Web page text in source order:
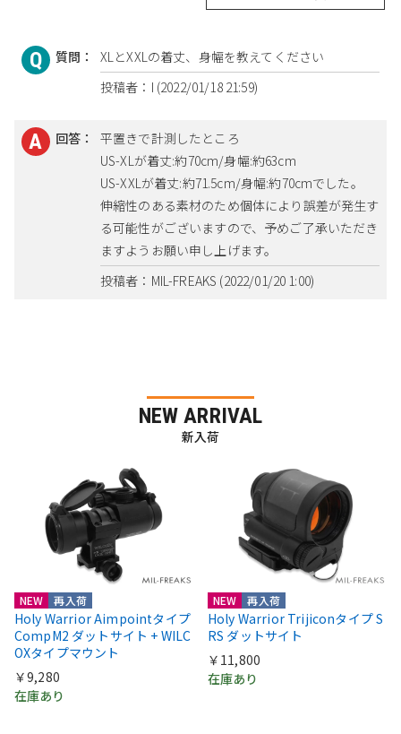
質問：
XLとXXLの着丈、身幅を教えてください
投稿者：I (2022/01/18 21:59)
回答：
平置きで計測したところ
US-XLが着丈:約70cm/身幅:約63cm
US-XXLが着丈:約71.5cm/身幅:約70cmでした。
伸縮性のある素材のため個体により誤差が発生す
る可能性がございますので、予めご了承いただき
ますようお願い申し上げます。
投稿者：MIL-FREAKS (2022/01/20 1:00)
NEW ARRIVAL
新入荷
NEW 再入荷
Holy Warrior Aimpointタイプ
CompM2 ダットサイト + WILC
OXタイプマウント
￥9,280
在庫あり
NEW 再入荷
Holy Warrior Trijiconタイプ S
RS ダットサイト
￥11,800
在庫あり